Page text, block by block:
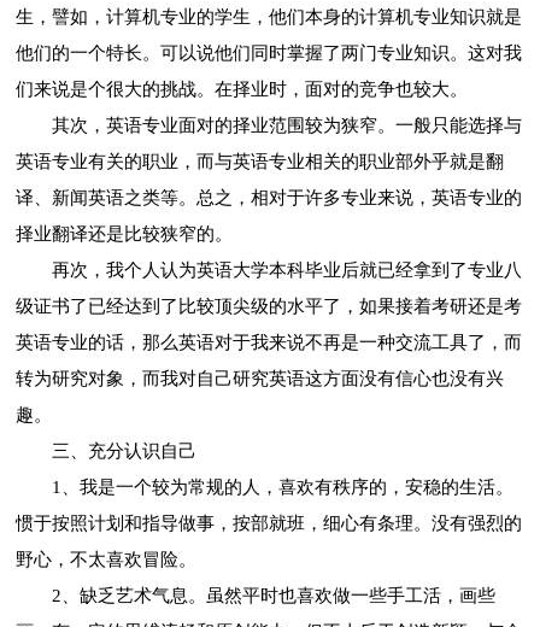
生，譬如，计算机专业的学生，他们本身的计算机专业知识就是
他们的一个特长。可以说他们同时掌握了两门专业知识。这对我
们来说是个很大的挑战。在择业时，面对的竞争也较大。
其次，英语专业面对的择业范围较为狭窄。一般只能选择与
英语专业有关的职业，而与英语专业相关的职业部外乎就是翻
译、新闻英语之类等。总之，相对于许多专业来说，英语专业的
择业翻译还是比较狭窄的。
再次，我个人认为英语大学本科毕业后就已经拿到了专业八
级证书了已经达到了比较顶尖级的水平了，如果接着考研还是考
英语专业的话，那么英语对于我来说不再是一种交流工具了，而
转为研究对象，而我对自己研究英语这方面没有信心也没有兴
趣。
三、充分认识自己
1、我是一个较为常规的人，喜欢有秩序的，安稳的生活。
惯于按照计划和指导做事，按部就班，细心有条理。没有强烈的
野心，不太喜欢冒险。
2、缺乏艺术气息。虽然平时也喜欢做一些手工活，画些